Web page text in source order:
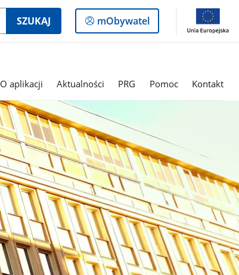
SZUKAJ
Logowanie
do
mObywatel
O aplikacji Aktualności PRG Pomoc Kontakt